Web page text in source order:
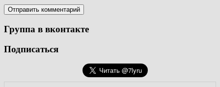
Группа в вконтакте
Подписаться